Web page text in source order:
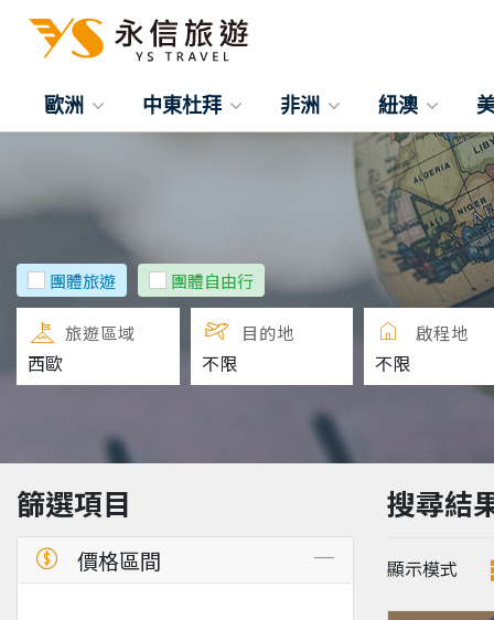
歐洲 中東杜拜 非洲 紐澳
團體旅遊 團體自由行
旅遊區域 目的地 啟程地
篩選項目
價格區間
搜尋結
顯示模式